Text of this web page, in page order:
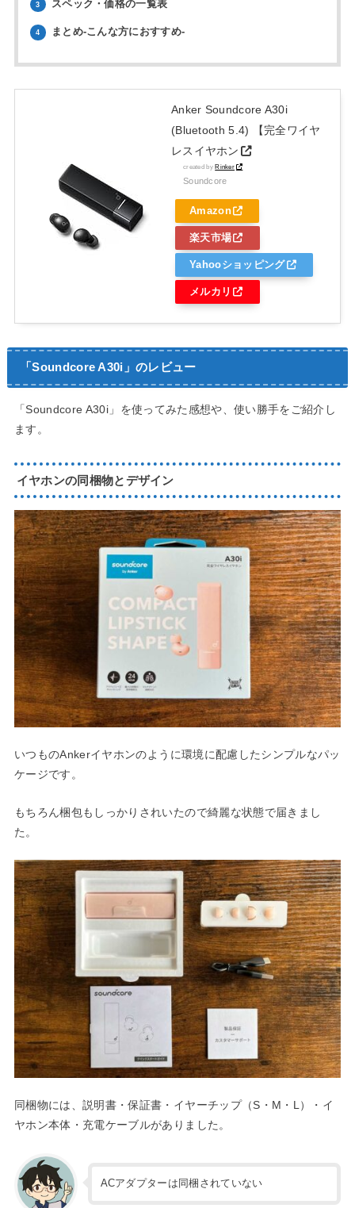
3 スペック・価格の一覧表
4 まとめ-こんな方におすすめ-
Anker Soundcore A30i
(Bluetooth 5.4) 【完全ワイヤ
レスイヤホン
created byRinker
Soundcore
Amazon
楽天市場
Yahooショッピング
メルカリ
「Soundcore A30i」のレビュー
「Soundcore A30i」を使ってみた感想や、使い勝手をご紹介し
ます。
イヤホンの同梱物とデザイン
いつものAnkerイヤホンのように環境に配慮したシンプルなパッ
ケージです。
もちろん梱包もしっかりされいたので綺麗な状態で届きまし
た。
同梱物には、説明書・保証書・イヤーチップ（S・M・L）・イ
ヤホン本体・充電ケーブルがありました。
ACアダプターは同梱されていない